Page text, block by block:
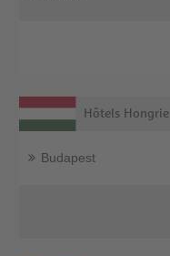
Hôtels Hongrie
Budapest